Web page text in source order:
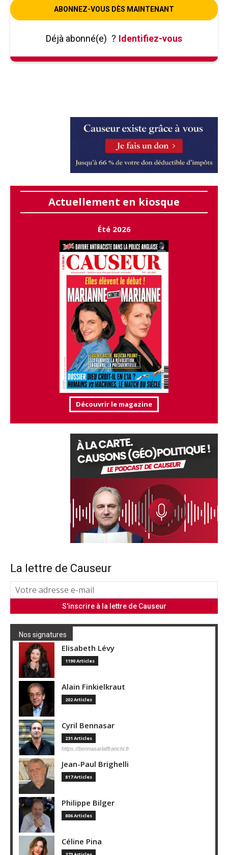
ABONNEZ-VOUS DÈS MAINTENANT
Déjà abonné(e) ? Identifiez-vous
Actuellement en kiosque
Été 2026
Découvrir le magazine
La lettre de Causeur
Nos signatures
Elisabeth Lévy
1190 Articles
Alain Finkielkraut
202 Articles
Cyril Bennasar
231 Articles
https://bennasarlaffranchi.fr
Jean-Paul Brighelli
817 Articles
Philippe Bilger
806 Articles
Céline Pina